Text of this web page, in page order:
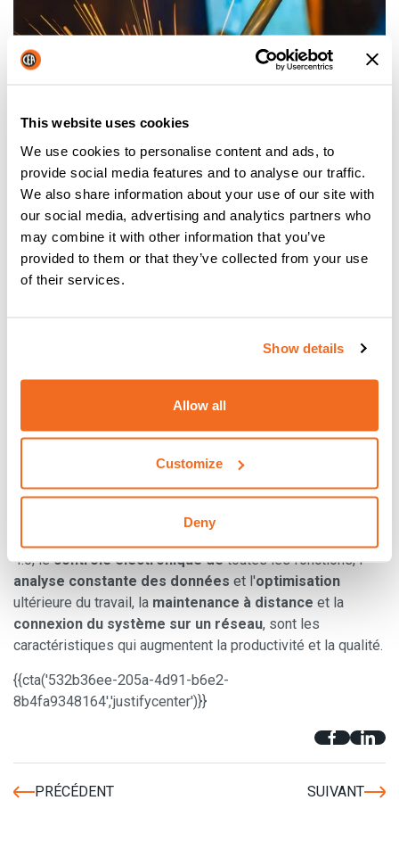
This website uses cookies
We use cookies to personalise content and ads, to
provide social media features and to analyse our traffic.
We also share information about your use of our site with
our social media, advertising and analytics partners who
may combine it with other information that you’ve
provided to them or that they’ve collected from your use
of their services.
Show details
Allow all
Customize
Deny
L'intelligence artificielle insérée dans lessystèmes de
soudage fabriqués en Europe est le fruit d'une grande
capacité technologique et garantit la constance de la
haute qualité du produit.
Les logiciels les plus avancés qui gèrent les machines à
réduisent de moitié les temps de
Les microprocesseurs insérés aujourd'hui dans les
permettent auxopérateurs de travailler assistés
directement par la machine, qui leur suggère les
paramètres de soudage corrects, évitant ainsi toute erreur
humaine.
4.0, lecontrôle électronique detoutes les fonctions, l'
analyse constante des données et l'optimisation
ultérieure du travail, la maintenance à distance et la
connexion du système sur un réseau, sont les
caractéristiques qui augmentent la productivité et la qualité.
{{cta('532b36ee-205a-4d91-b6e2-
8b4fa9348164','justifycenter')}}
PRÉCÉDENT SUIVANT